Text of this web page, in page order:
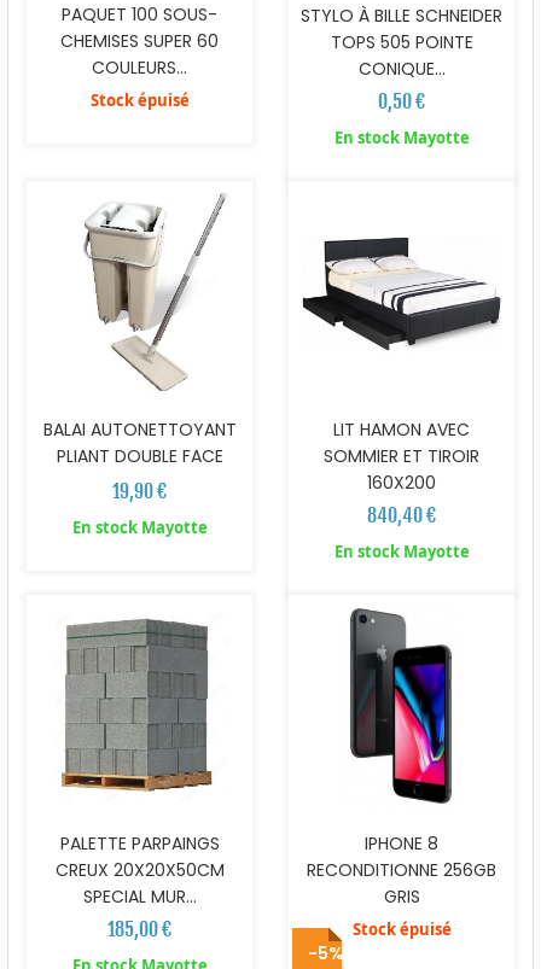
PAQUET 100 SOUS-
CHEMISES SUPER 60
COULEURS...
Stock épuisé
STYLO À BILLE SCHNEIDER
TOPS 505 POINTE
CONIQUE...
0,50 €
En stock Mayotte
BALAI AUTONETTOYANT
PLIANT DOUBLE FACE
19,90 €
En stock Mayotte
LIT HAMON AVEC
SOMMIER ET TIROIR
160X200
840,40 €
En stock Mayotte
PALETTE PARPAINGS
CREUX 20X20X50CM
SPECIAL MUR...
185,00 €
IPHONE 8
RECONDITIONNE 256GB
GRIS
Stock épuisé
-5%